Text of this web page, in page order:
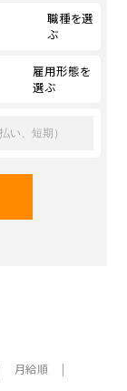
職種を選
ぶ
雇用形態を
選ぶ
月給順